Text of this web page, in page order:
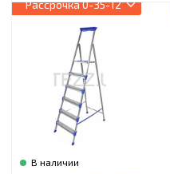
Рассрочка0-35-12
В наличии